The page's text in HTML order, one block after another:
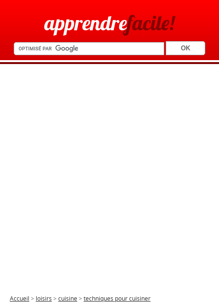
apprendrefacile!
Accueil > loisirs > cuisine > techniques pour cuisiner